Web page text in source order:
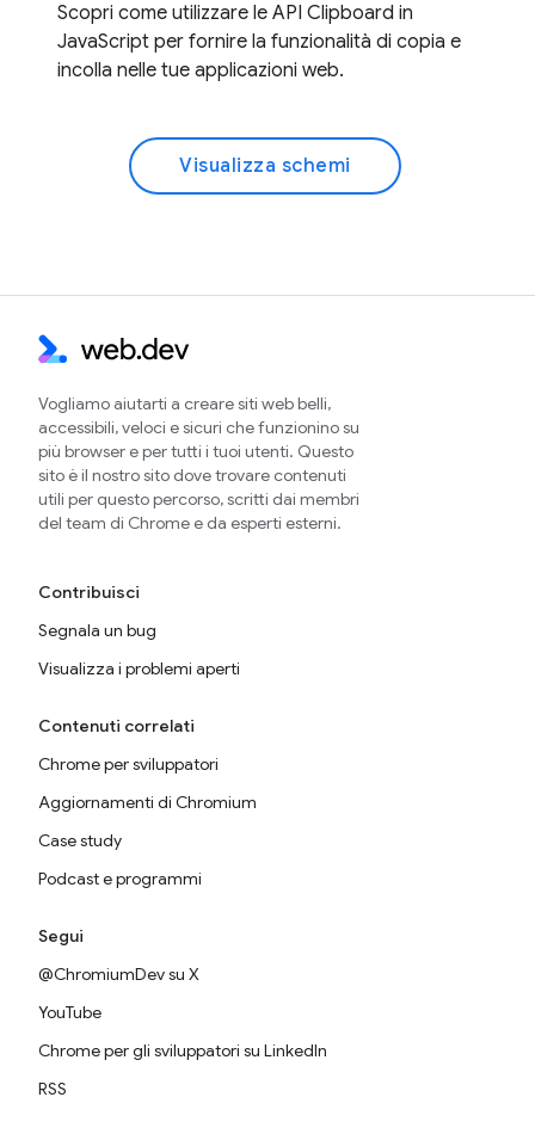
Scopri come utilizzare le API Clipboard in
JavaScript per fornire la funzionalità di copia e
incolla nelle tue applicazioni web.
Visualizza schemi
Vogliamo aiutarti a creare siti web belli,
accessibili, veloci e sicuri che funzionino su
più browser e per tutti i tuoi utenti. Questo
sito è il nostro sito dove trovare contenuti
utili per questo percorso, scritti dai membri
del team di Chrome e da esperti esterni.
Contribuisci
Segnala un bug
Visualizza i problemi aperti
Contenuti correlati
Chrome per sviluppatori
Aggiornamenti di Chromium
Case study
Podcast e programmi
Segui
@ChromiumDev su X
YouTube
Chrome per gli sviluppatori su LinkedIn
RSS